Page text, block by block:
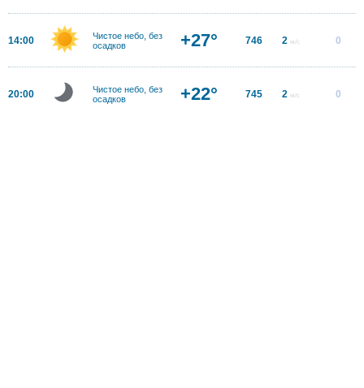
14:00
Чистое небо, без
осадков
+27° 746 2 м/с 0
20:00
Чистое небо, без
осадков
+22° 745 2 м/с 0